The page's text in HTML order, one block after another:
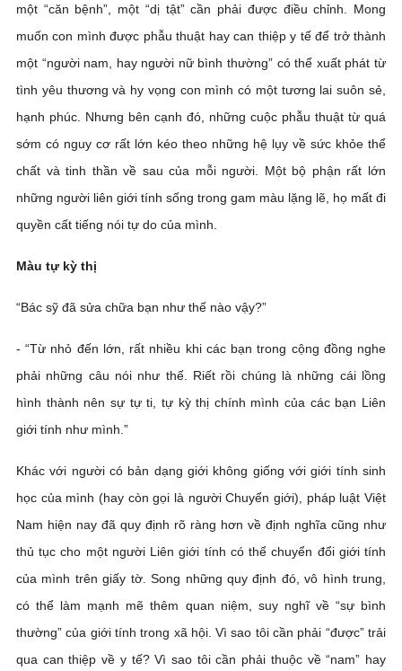
một “căn bệnh”, một “dị tật” cần phải được điều chỉnh. Mong
muốn con mình được phẫu thuật hay can thiệp y tế để trở thành
một “người nam, hay người nữ bình thường” có thể xuất phát từ
tình yêu thương và hy vọng con mình có một tương lai suôn sẻ,
hạnh phúc. Nhưng bên cạnh đó, những cuộc phẫu thuật từ quá
sớm có nguy cơ rất lớn kéo theo những hệ lụy về sức khỏe thể
chất và tinh thần về sau của mỗi người. Một bộ phận rất lớn
những người liên giới tính sống trong gam màu lặng lẽ, họ mất đi
quyền cất tiếng nói tự do của mình.
Màu tự kỳ thị
“Bác sỹ đã sửa chữa bạn như thế nào vậy?”
- “Từ nhỏ đến lớn, rất nhiều khi các bạn trong cộng đồng nghe
phải những câu nói như thế. Riết rồi chúng là những cái lồng
hình thành nên sự tự ti, tự kỳ thị chính mình của các bạn Liên
giới tính như mình.”
Khác với người có bản dạng giới không giống với giới tính sinh
học của mình (hay còn gọi là người Chuyển giới), pháp luật Việt
Nam hiện nay đã quy định rõ ràng hơn về định nghĩa cũng như
thủ tục cho một người Liên giới tính có thể chuyển đổi giới tính
của mình trên giấy tờ. Song những quy định đó, vô hình trung,
có thể làm mạnh mẽ thêm quan niệm, suy nghĩ về “sự bình
thường” của giới tính trong xã hội. Vì sao tôi cần phải “được” trải
qua can thiệp về y tế? Vì sao tôi cần phải thuộc về “nam” hay